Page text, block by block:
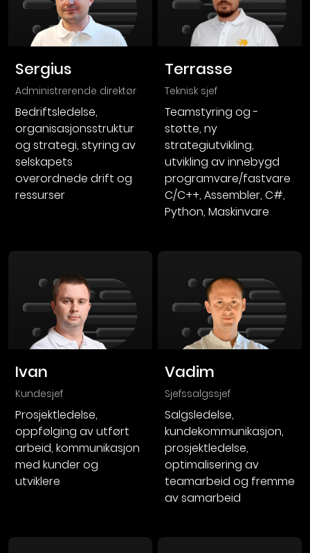
Sergius
administrerende direktør
Bedriftsledelse,
organisasjonsstruktur
og strategi, styring av
selskapets
overordnede drift og
ressurser
Terrasse
teknisk sjef
Teamstyring og -
støtte, ny
strategiutvikling,
utvikling av innebygd
programvare/fastvare
C/C++, Assembler, C#,
Python, Maskinvare
Ivan
kundesjef
Prosjektledelse,
oppfølging av utført
arbeid, kommunikasjon
med kunder og
utviklere
Vadim
sjefssalgssjef
Salgsledelse,
kundekommunikasjon,
prosjektledelse,
optimalisering av
teamarbeid og fremme
av samarbeid